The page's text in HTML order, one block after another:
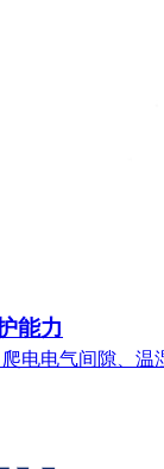
能力
电电气间隙、温